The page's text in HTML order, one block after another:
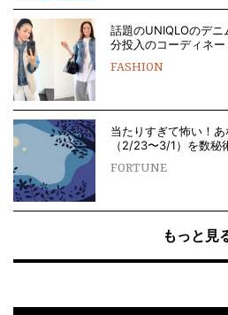
話題のUNIQLOのデ
分投入のコーディネー
FASHION
当たりすぎて怖い！
（2/23〜3/1）を数秘
FORTUNE
もっと見